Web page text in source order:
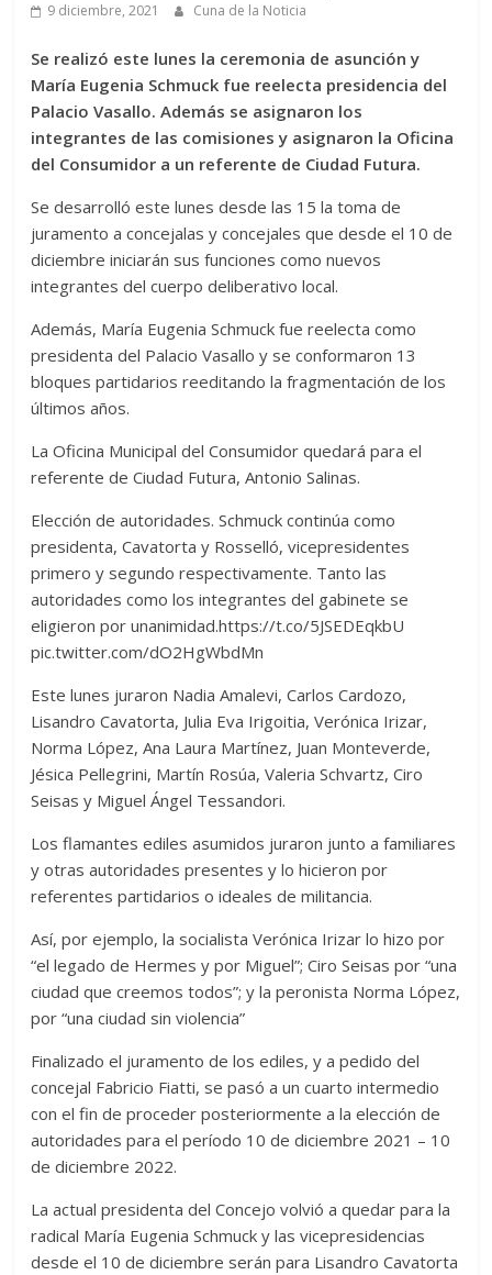
9 diciembre, 2021 Cuna de la Noticia
Se realizó este lunes la ceremonia de asunción y
María Eugenia Schmuck fue reelecta presidencia del
Palacio Vasallo. Además se asignaron los
integrantes de las comisiones y asignaron la Oficina
del Consumidor a un referente de Ciudad Futura.
Se desarrolló este lunes desde las 15 la toma de
juramento a concejalas y concejales que desde el 10 de
diciembre iniciarán sus funciones como nuevos
integrantes del cuerpo deliberativo local.
Además, María Eugenia Schmuck fue reelecta como
presidenta del Palacio Vasallo y se conformaron 13
bloques partidarios reeditando la fragmentación de los
últimos años.
La Oficina Municipal del Consumidor quedará para el
referente de Ciudad Futura, Antonio Salinas.
Elección de autoridades. Schmuck continúa como
presidenta, Cavatorta y Rosselló, vicepresidentes
primero y segundo respectivamente. Tanto las
autoridades como los integrantes del gabinete se
eligieron por unanimidad.https://t.co/5JSEDEqkbU
pic.twitter.com/dO2HgWbdMn
Este lunes juraron Nadia Amalevi, Carlos Cardozo,
Lisandro Cavatorta, Julia Eva Irigoitia, Verónica Irizar,
Norma López, Ana Laura Martínez, Juan Monteverde,
Jésica Pellegrini, Martín Rosúa, Valeria Schvartz, Ciro
Seisas y Miguel Ángel Tessandori.
Los flamantes ediles asumidos juraron junto a familiares
y otras autoridades presentes y lo hicieron por
referentes partidarios o ideales de militancia.
Así, por ejemplo, la socialista Verónica Irizar lo hizo por
“el legado de Hermes y por Miguel”; Ciro Seisas por “una
ciudad que creemos todos”; y la peronista Norma López,
por “una ciudad sin violencia”
Finalizado el juramento de los ediles, y a pedido del
concejal Fabricio Fiatti, se pasó a un cuarto intermedio
con el fin de proceder posteriormente a la elección de
autoridades para el período 10 de diciembre 2021 – 10
de diciembre 2022.
La actual presidenta del Concejo volvió a quedar para la
radical María Eugenia Schmuck y las vicepresidencias
desde el 10 de diciembre serán para Lisandro Cavatorta